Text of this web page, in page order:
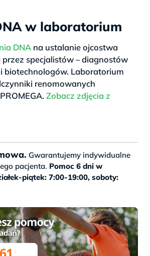
w laboratorium
DNA na ustalanie ojcostwa
specjalistów – diagnostów
biotechnologów. Laboratorium
renomowanych
Zobacz zdjęcia z
Gwarantujemy indywidualne
pacjenta. Pomoc 6 dni w
piątek: 7:00-19:00, soboty: